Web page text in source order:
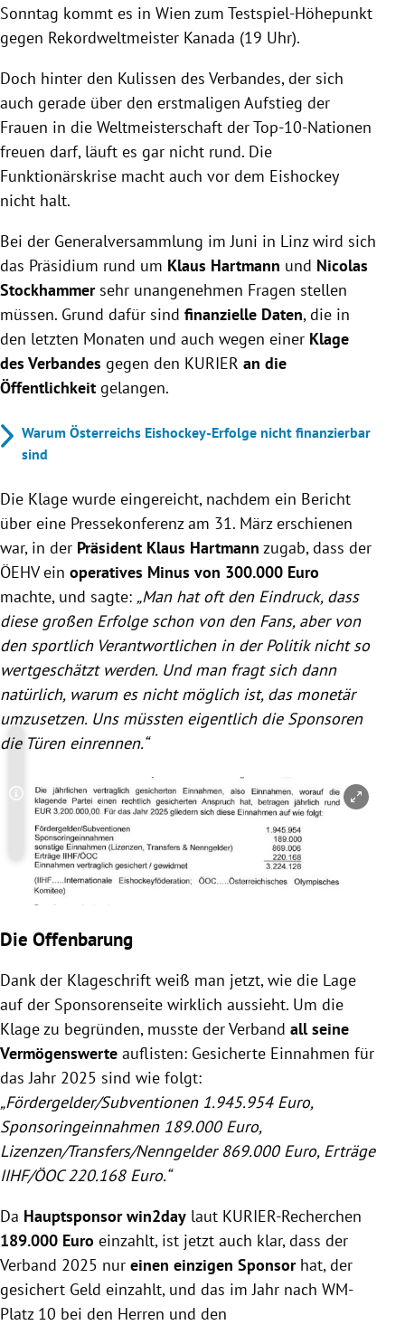
Sonntag kommt es in Wien zum Testspiel-Höhepunkt
gegen Rekordweltmeister Kanada (19 Uhr).
Doch hinter den Kulissen des Verbandes, der sich
auch gerade über den erstmaligen Aufstieg der
Frauen in die Weltmeisterschaft der Top-10-Nationen
freuen darf, läuft es gar nicht rund. Die
Funktionärskrise macht auch vor dem Eishockey
nicht halt.
Bei der Generalversammlung im Juni in Linz wird sich
das Präsidium rund um Klaus Hartmann und Nicolas
Stockhammersehr unangenehmen Fragen stellen
müssen. Grund dafür sind finanzielle Daten, die in
den letzten Monaten und auch wegen einer Klage
des Verbandes gegen den KURIER an die
Öffentlichkeit gelangen.
Warum Österreichs Eishockey-Erfolge nicht finanzierbar
sind
Die Klage wurde eingereicht, nachdem ein Bericht
über eine Pressekonferenz am 31. März erschienen
war, in der Präsident Klaus Hartmann zugab, dass der
ÖEHV ein operatives Minus von 300.000 Euro
machte, und sagte: „Man hat oft den Eindruck, dass
diese großen Erfolge schon von den Fans, aber von
den sportlich Verantwortlichen in der Politik nicht so
wertgeschätzt werden. Und man fragt sich dann
natürlich, warum es nicht möglich ist, das monetär
umzusetzen. Uns müssten eigentlich die Sponsoren
die Türen einrennen.“
Copyright-Hinweis öffnen/schließen
Die Offenbarung
Dank der Klageschrift weiß man jetzt, wie die Lage
auf der Sponsorenseite wirklich aussieht. Um die
Klage zu begründen, musste der Verband all seine
Vermögenswerte auflisten: Gesicherte Einnahmen für
das Jahr 2025 sind wie folgt:
„Fördergelder/Subventionen 1.945.954 Euro,
Sponsoringeinnahmen 189.000 Euro,
Lizenzen/Transfers/Nenngelder 869.000 Euro, Erträge
IIHF/ÖOC 220.168 Euro.“
Da Hauptsponsor win2day laut KURIER-Recherchen
189.000 Euro einzahlt, ist jetzt auch klar, dass der
Verband 2025 nur einen einzigen Sponsor hat, der
gesichert Geld einzahlt, und das im Jahr nach WM-
Platz 10 bei den Herren und den